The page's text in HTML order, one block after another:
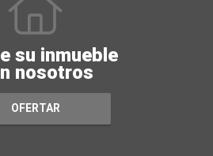
su inmueble
nosotros
OFERTAR